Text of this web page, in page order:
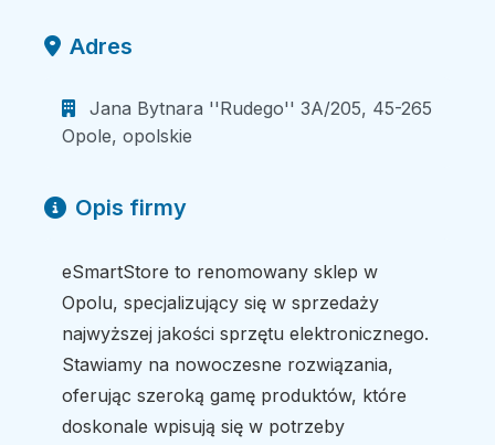
Adres
Jana Bytnara ''Rudego'' 3A/205, 45-265
Opole, opolskie
Opis firmy
eSmartStore to renomowany sklep w
Opolu, specjalizujący się w sprzedaży
najwyższej jakości sprzętu elektronicznego.
Stawiamy na nowoczesne rozwiązania,
oferując szeroką gamę produktów, które
doskonale wpisują się w potrzeby